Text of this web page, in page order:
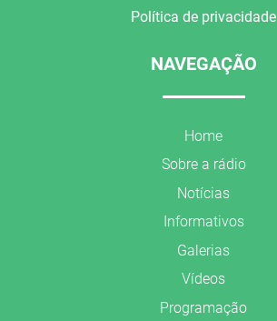
Política de privacidade
NAVEGAÇÃO
Home
Sobre a rádio
Notícias
Informativos
Galerias
Vídeos
Programação